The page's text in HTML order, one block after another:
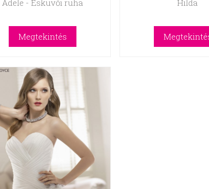
Adele - Esküvői ruha
Megtekintés
Hilda